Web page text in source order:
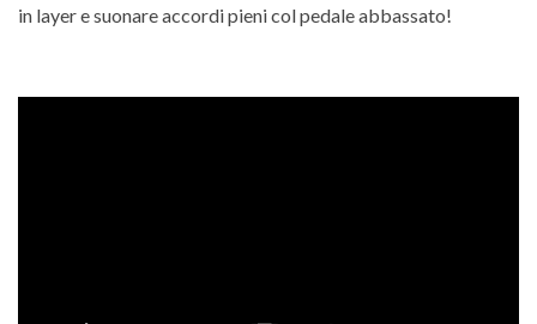
in layer e suonare accordi pieni col pedale abbassato!